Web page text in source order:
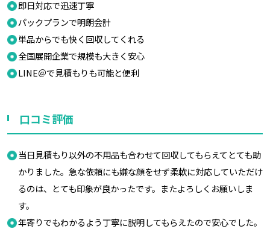
即日対応で迅速丁寧
パックプランで明朗会計
単品からでも快く回収してくれる
全国展開企業で規模も大きく安心
LINE＠で見積もりも可能と便利
口コミ評価
当日見積もり以外の不用品も合わせて回収してもらえてとても助
かりました。急な依頼にも嫌な顔をせず柔軟に対応していただけ
るのは、とても印象が良かったです。またよろしくお願いしま
す。
年寄りでもわかるよう丁寧に説明してもらえたので安心でした。